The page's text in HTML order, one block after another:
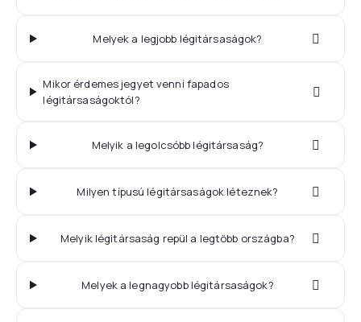
Melyek a legjobb légitársaságok?
Mikor érdemes jegyet venni fapados
légitársaságoktól?
Melyik a legolcsóbb légitársaság?
Milyen típusú légitársaságok léteznek?
Melyik légitársaság repül a legtöbb országba?
Melyek a legnagyobb légitársaságok?